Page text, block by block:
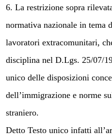
6. La restrizione sopra
normativa nazionale in tema
lavoratori extracomunitari,
disciplina nel D.Lgs. 25/07/
unico delle disposizioni
dell’immigrazione e norme
straniero.
Detto Testo unico infatti